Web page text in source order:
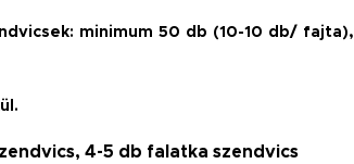
minimum 50 db (10-10 db/
4-5 db falatka szendvics